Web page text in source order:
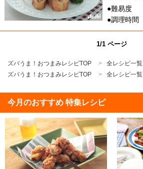
●難易度
●調理時間
1/1 ページ
ズバうま！おつまみレシピTOP 全レシピ一覧
ズバうま！おつまみレシピTOP
全レシピ一覧
今月のおすすめ 特集レシピ